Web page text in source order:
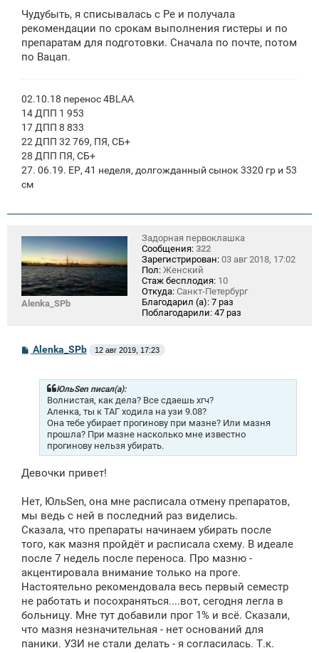
и
Чудубыть, я списывалась с Ре и получала
рекомендации по срокам выполнения гистеры и по
препаратам для подготовки. Сначала по почте, потом
по Вацап.
02.10.18 перенос 4BLAA
14 ДПП 1 953
17 ДПП 8 833
22 ДПП 32 769, ПЯ, СБ+
28 ДПП ПЯ, СБ+
27. 06.19. ЕР, 41 неделя, долгожданный сынок 3320 гр и 53
см
Alenka_SPb
Задорная первоклашка
Сообщения: 322
Зарегистрирован: 03 авг 2018, 17:02
Пол: Женский
Стаж бесплодия: 10
Откуда: Санкт-Петербург
Благодарил (а): 7 раз
Поблагодарили: 47 раз
С
Alenka_SPb 12 авг 2019, 17:23
ЮльSen писал(а):
Волнистая, как дела? Все сдаешь хгч?
Аленка, ты к ТАГ ходила на узи 9.08?
Она тебе убирает прогинову при мазне? Или мазня
прошла? При мазне насколько мне известно
прогинову нельзя убирать.
Девочки привет!
Нет, ЮльSen, она мне расписала отмену препаратов,
мы ведь с ней в последний раз виделись.
Сказала, что препараты начинаем убирать после
того, как мазня пройдёт и расписала схему. В идеале
после 7 недель после переноса. Про мазню -
акцентировала внимание только на проге.
Настоятельно рекомендовала весь первый семестр
не работать и посохраняться....вот, сегодня легла в
больницу. Мне тут добавили прог 1% и всё. Сказали,
что мазня незначительная - нет оснований для
паники. УЗИ не стали делать - я согласилась. Т.к.